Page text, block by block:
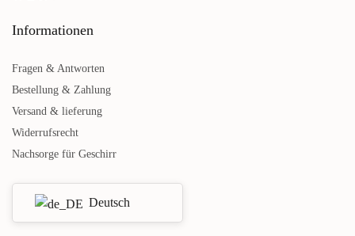
Informationen
Fragen & Antworten
Bestellung & Zahlung
Versand & lieferung
Widerrufsrecht
Nachsorge für Geschirr
Deutsch